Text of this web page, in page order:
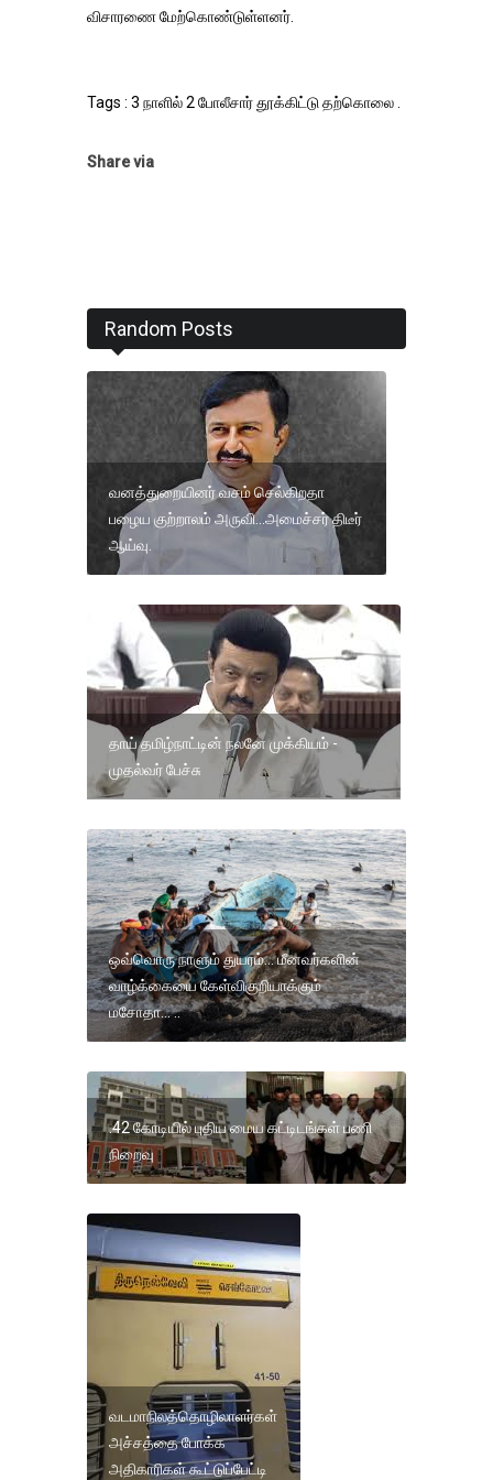
விசாரணை மேற்கொண்டுள்ளனர்.
Tags : 3 நாளில் 2 போலீசார் தூக்கிட்டு தற்கொலை .
Share via
Random Posts
வனத்துறையினர் வசம் செல்கிறதா
பழைய குற்றாலம் அருவி...அமைச்சர் திடீர்
ஆய்வு.
தாய் தமிழ்நாட்டின் நலனே முக்கியம் -
முதல்வர் பேச்சு
ஒவ்வொரு நாளும் துயரம்... மீனவர்களின்
வாழ்க்கையை கேள்விகுறியாக்கும்
மசோதா... ..
.42 கோடியில் புதிய மைய கட்டிடங்கள் பணி
நிறைவு
வடமாநிலத்தொழிலாளர்கள்
அச்சத்தை போக்க
அதிகாரிகள் கூட்டுப்பேட்டி